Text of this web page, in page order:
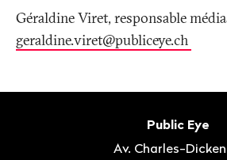
Géraldine Viret, responsable
geraldine.viret@publiceye.ch
Public Eye
Av. Charles-